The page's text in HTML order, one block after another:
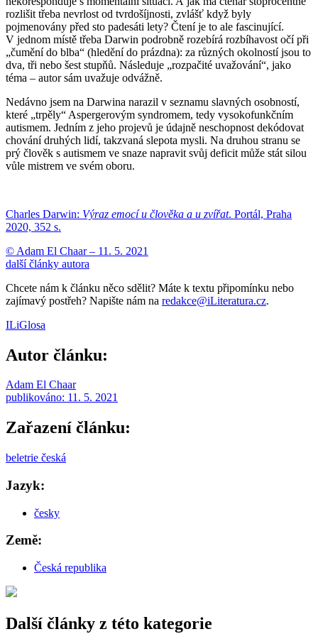
rozlišit třeba nevrlost od tvrdošíjnosti, zvlášť když byly
pojmenovány před sto padesáti lety? Čtení je to ale fascinující.
V jednom místě třeba Darwin podrobně rozebírá rozbíhavost očí při
„čumění do blba“ (hledění do prázdna): za různých okolností jsou to
dva, tři nebo šest stupňů. Následuje „rozpačité uvažování“, jako
téma – autor sám uvažuje odvážně.
Nedávno jsem na Darwina narazil v seznamu slavných osobností,
které „trpěly“ Aspergerovým syndromem, tedy vysokofunkčním
autismem. Jedním z jeho projevů je údajně neschopnost dekódovat
chování druhých lidí, takzvaná slepota mysli. Na druhou stranu se
prý člověk s autismem ve snaze napravit svůj deficit může stát silou
vůle mistrem ve svém oboru.
Charles Darwin: Výraz emocí u člověka a u zvířat. Portál, Praha
2020, 352 s.
© Adam El Chaar – 11. 5. 2021
další články autora
Chcete nám k článku něco sdělit? Máte k textu připomínku nebo
zajímavý postřeh? Napište nám na redakce@iLiteratura.cz.
ILiGlosa
Autor článku:
Adam El Chaar
publikováno: 11. 5. 2021
Zařazení článku:
beletrie česká
Jazyk:
česky
Země:
Česká republika
Další články z této kategorie